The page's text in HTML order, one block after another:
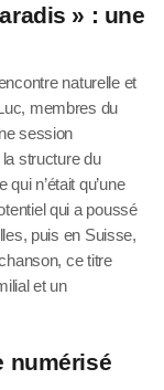
» : une
naturelle et
membres du
session
structure du
n’était qu’une
qui a poussé
puis en Suisse,
ce titre
et un
numérisé